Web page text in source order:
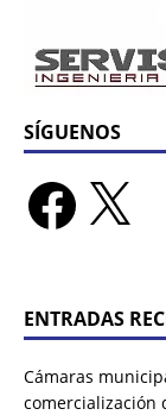
SÍGUENOS
ENTRADAS
Cámaras
comercialización